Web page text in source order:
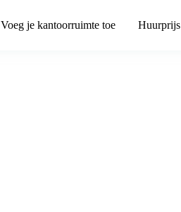
Voeg je kantoorruimte toe Huurprijs